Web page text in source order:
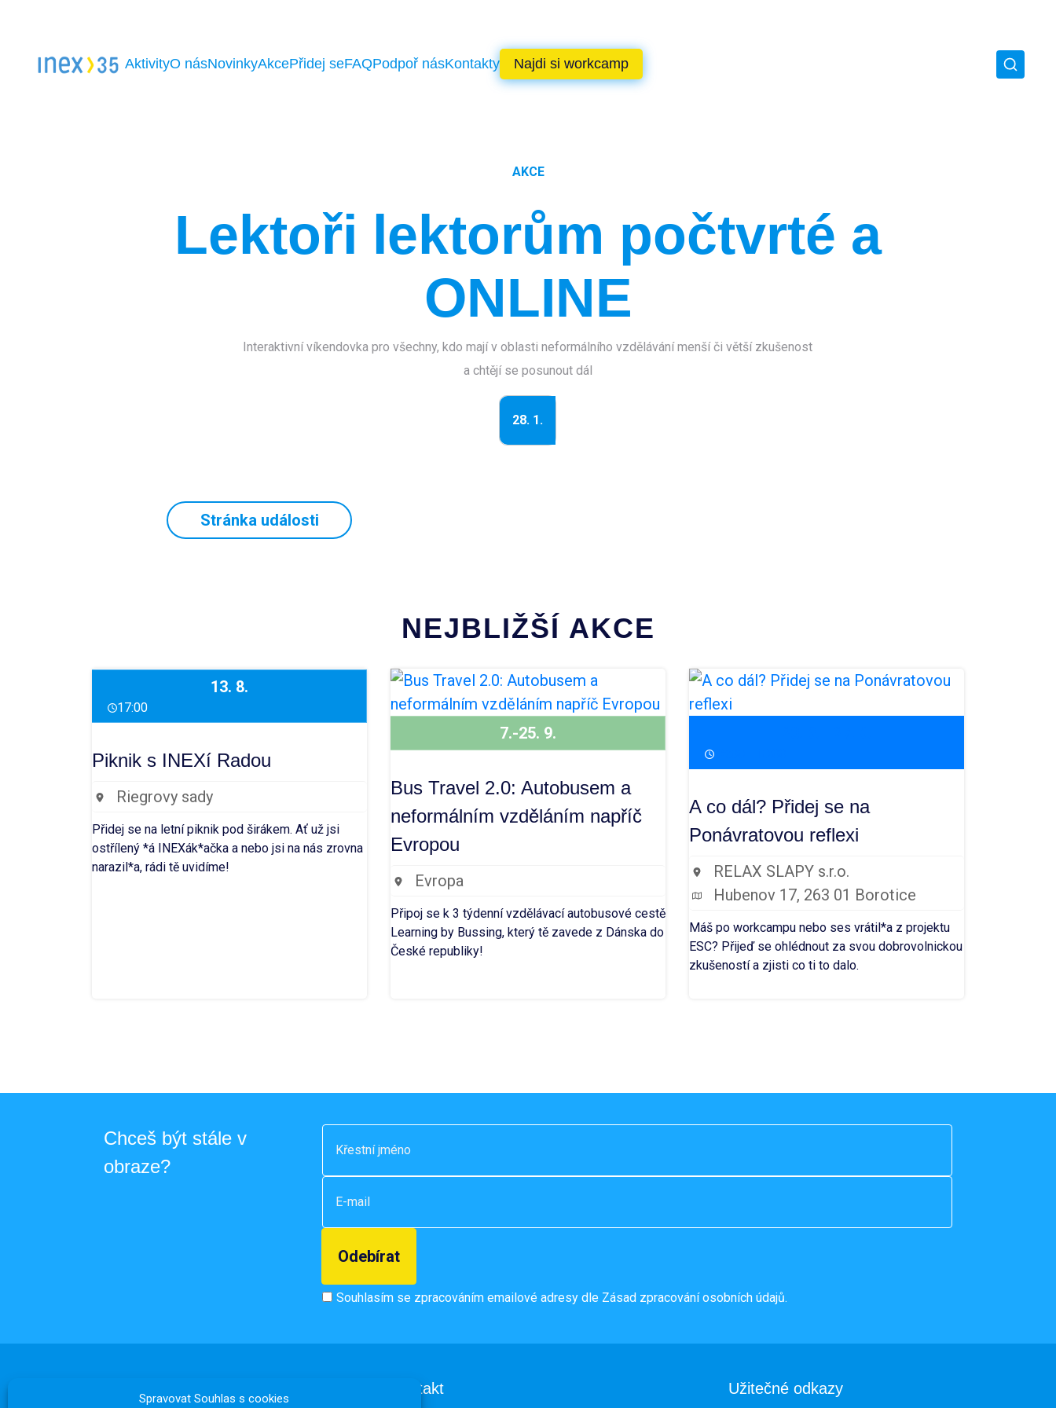
Spravovat Souhlas s cookies
AktivityO násNovinkyAkcePřidej seFAQPodpoř násKontakty Najdi si workcamp
AKCE
Lektoři lektorům počtvrté a
ONLINE
Interaktivní víkendovka pro všechny, kdo mají v oblasti neformálního vzdělávání menší či větší zkušenost
a chtějí se posunout dál
28. 1.
Stránka události
NEJBLIŽŠÍ AKCE
13. 8.
17:00
Piknik s INEXí Radou
Riegrovy sady
Přidej se na letní piknik pod širákem. Ať už jsi
ostřílený *á INEXák*ačka a nebo jsi na nás zrovna
narazil*a, rádi tě uvidíme!
7.-25. 9.
Bus Travel 2.0: Autobusem a
neformálním vzděláním napříč
Evropou
Evropa
Připoj se k 3 týdenní vzdělávací autobusové cestě
Learning by Bussing, který tě zavede z Dánska do
České republiky!
A co dál? Přidej se na
Ponávratovou reflexi
RELAX SLAPY s.r.o.
Hubenov 17, 263 01 Borotice
Máš po workcampu nebo ses vrátil*a z projektu
ESC? Přijeď se ohlédnout za svou dobrovolnickou
zkušeností a zjisti co ti to dalo.
Chceš být stále v
obraze?
Souhlasím se zpracováním emailové adresy dle Zásad zpracování osobních údajů.
Kontakt Užitečné odkazy